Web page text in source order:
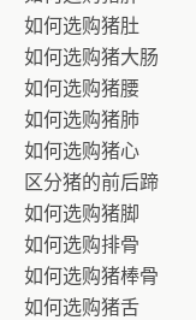
如何选购猪肚
如何选购猪大肠
如何选购猪腰
如何选购猪肺
如何选购猪心
区分猪的前后蹄
如何选购猪脚
如何选购排骨
如何选购猪棒骨
如何选购猪舌